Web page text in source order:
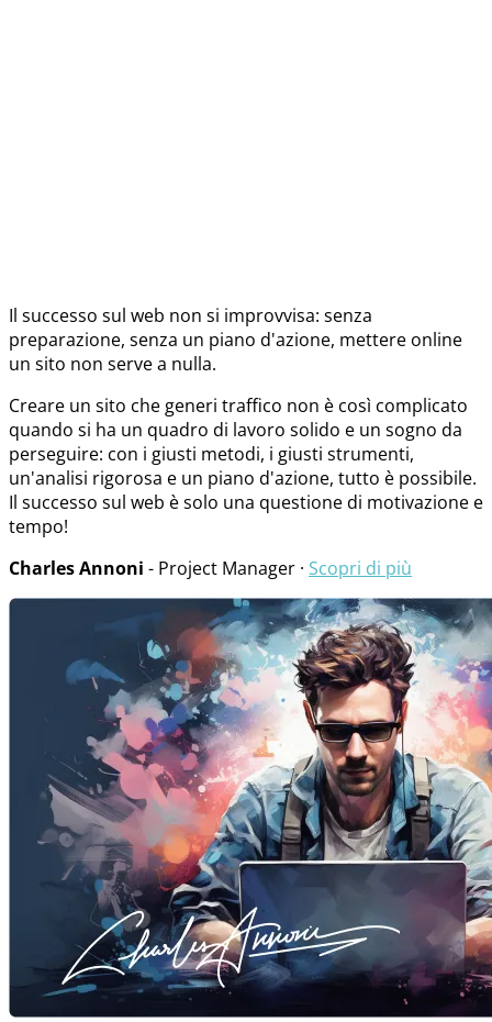
Il successo sul web non si improvvisa: senza
preparazione, senza un piano d'azione, mettere online
un sito non serve a nulla.
Creare un sito che generi traffico non è così complicato
quando si ha un quadro di lavoro solido e un sogno da
perseguire: con i giusti metodi, i giusti strumenti,
un'analisi rigorosa e un piano d'azione, tutto è possibile.
Il successo sul web è solo una questione di motivazione e
tempo!
Charles Annoni - Project Manager · Scopri di più